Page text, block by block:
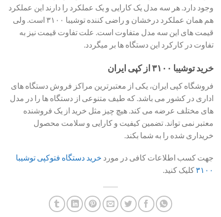
وجود دارد. هر سه مدل یک کارایی و یک عملکرد را دارند این عملکرد
هم همان عملکرد درخشان و راضی کننده توشیبا ۳۱۰۰ است. ولی
قیمت های این سه مدل متفاوت است. علت تفاوت قیمت نیز به
تفاوت در کارکرد این دستگاه ها بر میگردد.
خرید توشیبا ۳۱۰۰ از کپی ایران
فروشگاه کپی ایران، یکی از معتبرترین مراکز فروش دستگاه های
اداری در کشور می باشد. که طیف متنوعی از دستگاه ها را در مدل
های مختلف عرضه می کند. هیچ چیز مثل خرید از یک فروشنده
معتبر نمی تواند. تضمین کیفیت و کارایی و سلامت محصول
خریداری شده را به شما بکند.
جهت کسب اطلاعات کافی در مورد خرید دستگاه فتوکپی توشیبا
۳۱۰۰کلیک کنید.